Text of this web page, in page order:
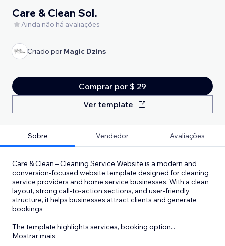
Care & Clean Sol.
Ainda não há avaliações
Criado por Magic Dzins
Comprar por $ 29
Ver template
Sobre Vendedor Avaliações
Care & Clean – Cleaning Service Website is a modern and
conversion-focused website template designed for cleaning
service providers and home service businesses. With a clean
layout, strong call-to-action sections, and user-friendly
structure, it helps businesses attract clients and generate
bookings
The template highlights services, booking option...
Mostrar mais